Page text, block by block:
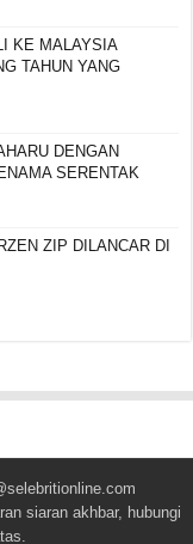
KE MALAYSIA
TAHUN YANG
DENGAN
SERENTAK
ZIP DILANCAR DI
siaran akhbar, hubungi